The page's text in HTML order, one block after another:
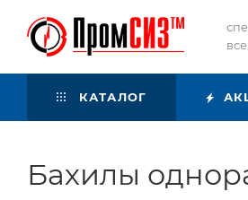
КАТАЛОГ
Бахилы